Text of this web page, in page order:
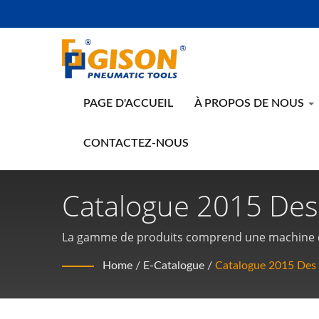
PAGE D'ACCUEIL À PROPOS DE NOUS
CONTACTEZ-NOUS
Catalogue 2015
L'industrie De La
Fabricant D'outils
La gamme de produits comprend une
meuleuse à air humide, une ponceuse à air
bord à 90 degrés, un marteau pneumatique,
Home / E-Catalogue / Catalogue 2015